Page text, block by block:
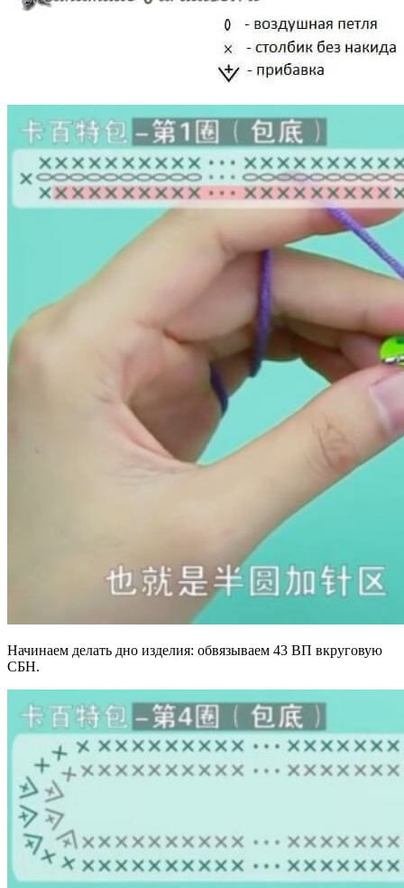
Начинаем делать дно изделия: обвязываем 43 ВП вкруговую
СБН.